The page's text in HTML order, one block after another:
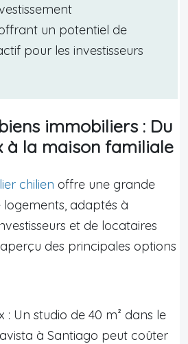
un potentiel de
pour les investisseurs
immobiliers : Du
à la maison familiale
chilien offre une grande
adaptés à
et de locataires
des principales options
: Un studio de 40 m² dans le
à Santiago peut coûter